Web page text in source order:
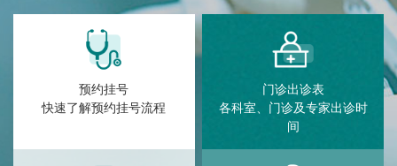
预约挂号
快速了解预约挂号流程
门诊出诊表
各科室、门诊及专家出诊时
间